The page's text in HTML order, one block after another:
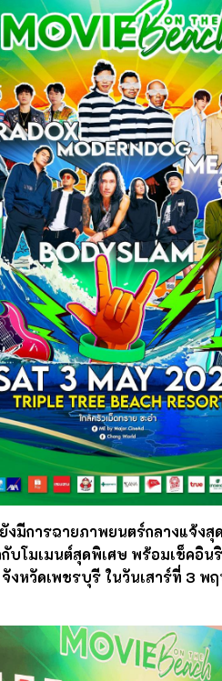
งมีการฉายภาพยนตร์กลางแจ้ง
บโมเมนต์สุดพิเศษ พร้อมเช็คอิน
งหวัดเพชรบุรี ในวันเสาร์ที่ 3 พ